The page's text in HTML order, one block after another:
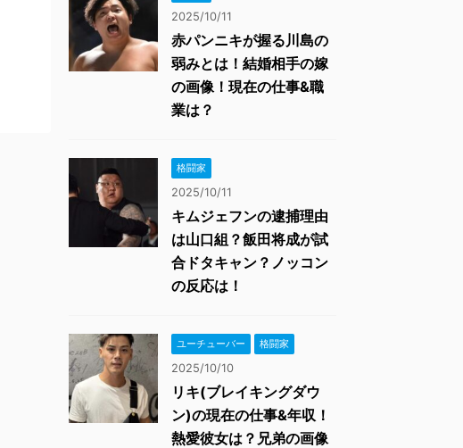
2025/10/11
赤パンニキが握る川島の
弱みとは！結婚相手の嫁
の画像！現在の仕事&職
業は？
格闘家
2025/10/11
キムジェフンの逮捕理由
は山口組？飯田将成が試
合ドタキャン？ノッコン
の反応は！
ユーチューバー 格闘家
2025/10/10
リキ(ブレイキングダウ
ン)の現在の仕事&年収！
熱愛彼女は？兄弟の画像